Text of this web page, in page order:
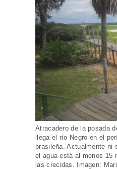
Atracadero de la posada
llega el río Negro en el
brasileña. Actualmente
el agua está al menos 15
las crecidas. Imagen: